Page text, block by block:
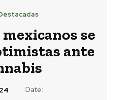
se
ante
Date: